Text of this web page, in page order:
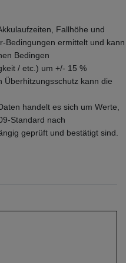
Fallhöhe und
Bedingungen ermittelt und kann
Bedingen
/ etc.) um +/- 15 %
Überhitzungsschutz kann die
handelt es sich um Werte,
Standard nach
geprüft und bestätigt sind.